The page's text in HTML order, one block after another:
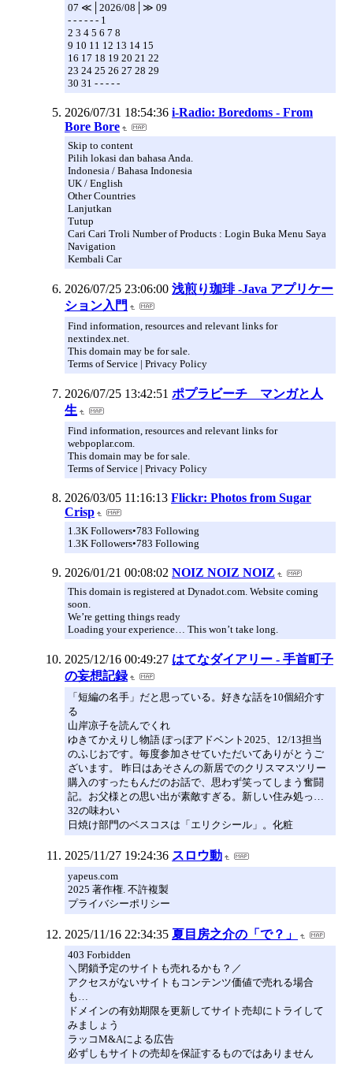
07 ≪│2026/08│≫ 09
- - - - - - 1
2 3 4 5 6 7 8
9 10 11 12 13 14 15
16 17 18 19 20 21 22
23 24 25 26 27 28 29
30 31 - - - - -
2026/07/31 18:54:36 i-Radio: Boredoms - From
Bore Bore
Skip to content
Pilih lokasi dan bahasa Anda.
Indonesia / Bahasa Indonesia
UK / English
Other Countries
Lanjutkan
Tutup
Cari Cari Troli Number of Products : Login Buka Menu Saya
Navigation
Kembali Car
2026/07/25 23:06:00 浅煎り珈琲 -Java アプリケー
ション入門
Find information, resources and relevant links for
nextindex.net.
This domain may be for sale.
Terms of Service | Privacy Policy
2026/07/25 13:42:51 ポプラビーチ マンガと人
生
Find information, resources and relevant links for
webpoplar.com.
This domain may be for sale.
Terms of Service | Privacy Policy
2026/03/05 11:16:13 Flickr: Photos from Sugar
Crisp
1.3K Followers•783 Following
1.3K Followers•783 Following
2026/01/21 00:08:02 NOIZ NOIZ NOIZ
This domain is registered at Dynadot.com. Website coming
soon.
We’re getting things ready
Loading your experience… This won’t take long.
2025/12/16 00:49:27 はてなダイアリー - 手首町子
の妄想記録
「短編の名手」だと思っている。好きな話を10個紹介す
る
山岸凉子を読んでくれ
ゆきてかえりし物語 ぽっぽアドベント2025、12/13担当
のふじおです。毎度参加させていただいてありがとうご
ざいます。 昨日はあそさんの新居でのクリスマスツリー
購入のすったもんだのお話で、思わず笑ってしまう奮闘
記。お父様との思い出が素敵すぎる。新しい住み処っ…
32の味わい
日焼け部門のベスコスは「エリクシール」。化粧
2025/11/27 19:24:36 スロウ動
yapeus.com
2025 著作権. 不許複製
プライバシーポリシー
2025/11/16 22:34:35 夏目房之介の「で？」
403 Forbidden
＼閉鎖予定のサイトも売れるかも？／
アクセスがないサイトもコンテンツ価値で売れる場合
も…
ドメインの有効期限を更新してサイト売却にトライして
みましょう
ラッコM&Aによる広告
必ずしもサイトの売却を保証するものではありません